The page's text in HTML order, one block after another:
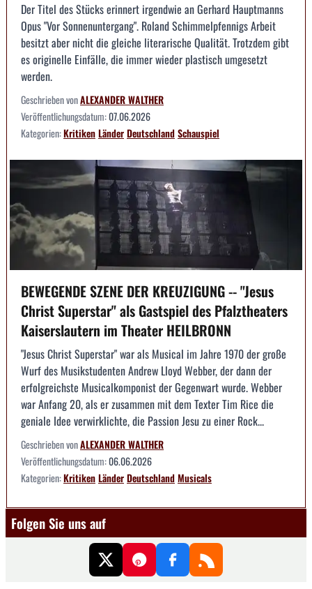
Der Titel des Stücks erinnert irgendwie an Gerhard Hauptmanns
Opus "Vor Sonnenuntergang". Roland Schimmelpfennigs Arbeit
besitzt aber nicht die gleiche literarische Qualität. Trotzdem gibt
es originelle Einfälle, die immer wieder plastisch umgesetzt
werden.
Geschrieben vonALEXANDER WALTHER
Veröffentlichungsdatum:07.06.2026
Kategorien:KritikenLänderDeutschlandSchauspiel
BEWEGENDE SZENE DER KREUZIGUNG -- "Jesus
Christ Superstar" als Gastspiel des Pfalztheaters
Kaiserslautern im Theater HEILBRONN
"Jesus Christ Superstar" war als Musical im Jahre 1970 der große
Wurf des Musikstudenten Andrew Lloyd Webber, der dann der
erfolgreichste Musicalkomponist der Gegenwart wurde. Webber
war Anfang 20, als er zusammen mit dem Texter Tim Rice die
geniale Idee verwirklichte, die Passion Jesu zu einer Rock...
Geschrieben vonALEXANDER WALTHER
Veröffentlichungsdatum:06.06.2026
Kategorien:KritikenLänderDeutschlandMusicals
Folgen Sie uns auf